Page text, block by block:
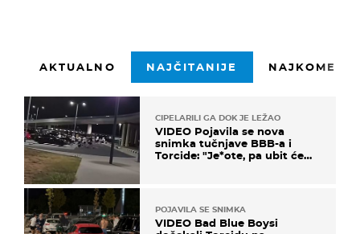
AKTUALNO NAJČITANIJE
CIPELARILI GA DOK JE LEŽAO
VIDEO Pojavila se nova
snimka tučnjave BBB-a i
Torcide: "Je*ote, pa ubit će
POJAVILA SE SNIMKA
VIDEO Bad Blue Boysi